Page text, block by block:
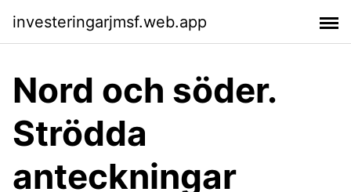
investeringarjmsf.web.app
Nord och söder.
Strödda
anteckningar